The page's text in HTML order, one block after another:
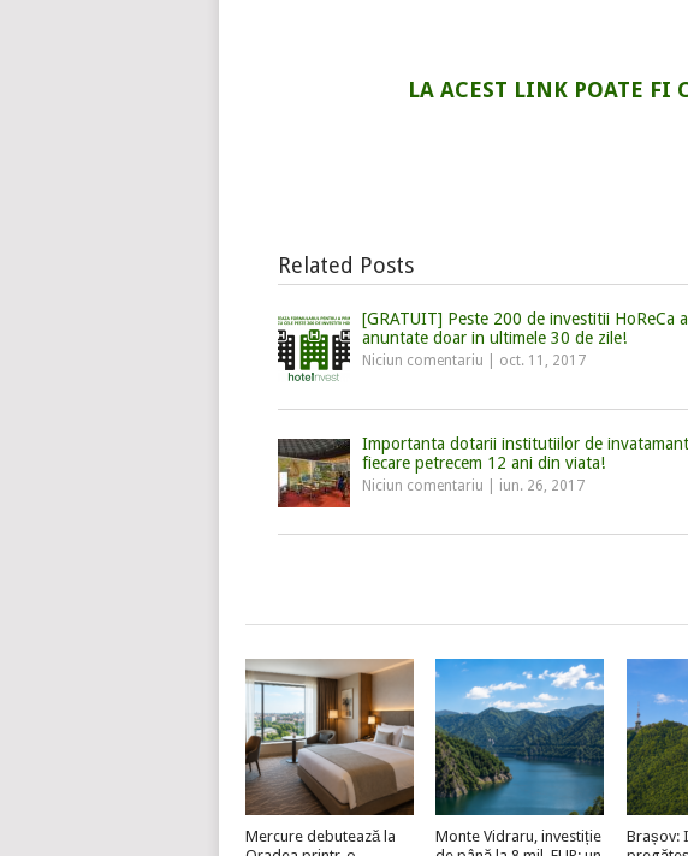
LA ACEST LINK POATE FI
Related Posts
[GRATUIT] Peste 200 de investitii HoReCa
anuntate doar in ultimele 30 de zile!
Niciun comentariu oct. 11, 2017
Importanta dotarii institutiilor de
fiecare petrecem 12 ani din viata!
Niciun comentariu iun. 26, 2017
Mercure debutează la
Monte Vidraru, investiție
Brașov: